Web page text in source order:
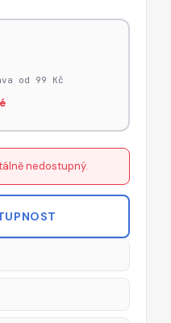
od 99 Kč
nedostupný.